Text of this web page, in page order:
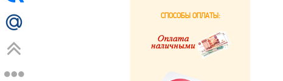
СПОСОБЫ ОПЛАТЫ: